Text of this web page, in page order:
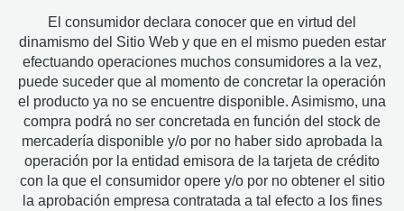
El consumidor declara conocer que en virtud del
dinamismo del Sitio Web y que en el mismo pueden estar
efectuando operaciones muchos consumidores a la vez,
puede suceder que al momento de concretar la operación
el producto ya no se encuentre disponible. Asimismo, una
compra podrá no ser concretada en función del stock de
mercadería disponible y/o por no haber sido aprobada la
operación por la entidad emisora de la tarjeta de crédito
con la que el consumidor opere y/o por no obtener el sitio
la aprobación empresa contratada a tal efecto a los fines